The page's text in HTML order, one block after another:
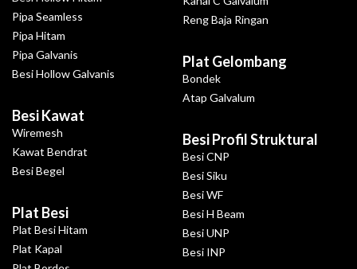
Pipa Seamless
Pipa Hitam
Pipa Galvanis
Besi Hollow Galvanis
Besi Kawat
Wiremesh
Kawat Bendrat
Besi Begel
Plat Besi
Plat Besi Hitam
Plat Kapal
Reng Baja Ringan
Plat Gelombang
Bondek
Atap Galvalum
Besi Profil Struktural
Besi CNP
Besi Siku
Besi WF
Besi H Beam
Besi UNP
Besi INP